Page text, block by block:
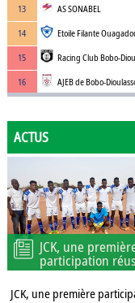
13
AS SONABEL
14
Etoile Filante
15
Racing Club Bobo-
16
AJEB de Bobo-
ACTUS
JCK, une
participation
JCK, une première